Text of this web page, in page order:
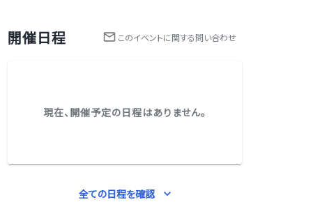
開催日程 このイベントに関する問い合わせ
現在、開催予定の日程はありません。
全ての日程を確認